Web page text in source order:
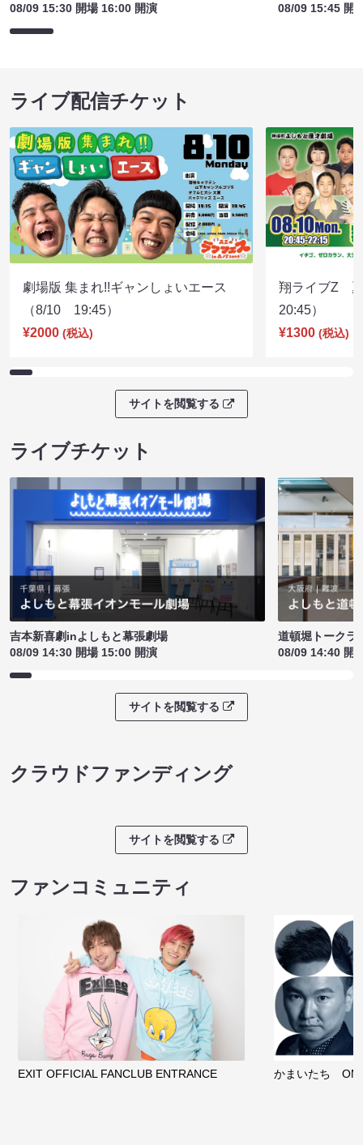
08/09 15:30 開場 16:00 開演
08/09 15:45 開
ライブ配信チケット
劇場版 集まれ!!ギャンしょいエース
（8/10 19:45）
¥2000 (税込)
翔ライブZ
20:45）
¥1300 (税込)
サイトを閲覧する
ライブチケット
吉本新喜劇inよしもと幕張劇場
08/09 14:30 開場 15:00 開演
道頓堀トークラ
08/09 14:40 開
サイトを閲覧する
クラウドファンディング
サイトを閲覧する
ファンコミュニティ
EXIT OFFICIAL FANCLUB ENTRANCE かまいたち